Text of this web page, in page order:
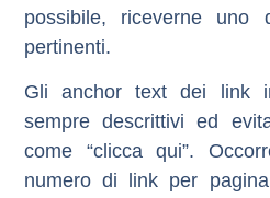
possibile, riceverne uno
pertinenti.
Gli anchor text dei link
sempre descrittivi ed
come “clicca qui”.
numero di link per